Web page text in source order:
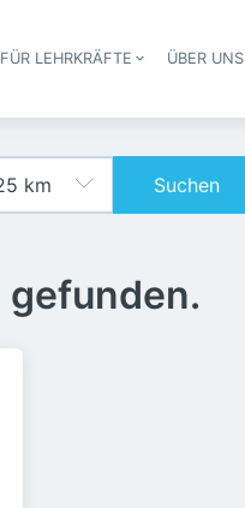
FÜR LEHRKRÄFTE ÜBER UNS
Suchen
gefunden.